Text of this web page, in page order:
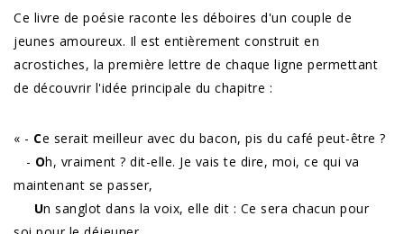
Ce livre de poésie raconte les déboires d'un couple de
jeunes amoureux. Il est entièrement construit en
acrostiches, la première lettre de chaque ligne permettant
de découvrir l'idée principale du chapitre :
« - Ce serait meilleur avec du bacon, pis du café peut-être ?
- Oh, vraiment ? dit-elle. Je vais te dire, moi, ce qui va
maintenant se passer,
Un sanglot dans la voix, elle dit : Ce sera chacun pour